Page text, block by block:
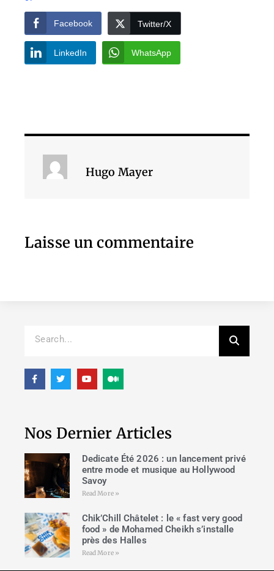
Facebook Twitter/X
LinkedIn WhatsApp
Hugo Mayer
Laisse un commentaire
Nos Dernier Articles
Dedicate Été 2026 : un lancement privé
entre mode et musique au Hollywood
Savoy
Read More »
Chik’Chill Châtelet : le « fast very good
food » de Mohamed Cheikh s’installe
près des Halles
Read More »